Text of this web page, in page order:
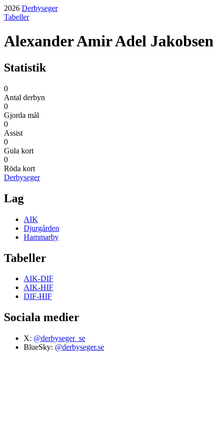
2026 Derbyseger
Tabeller
Alexander Amir Adel Jakobsen
Statistik
0
Antal derbyn
0
Gjorda mål
0
Assist
0
Gula kort
0
Röda kort
Derbyseger
Lag
AIK
Djurgården
Hammarby
Tabeller
AIK-DIF
AIK-HIF
DIF-HIF
Sociala medier
X: @derbyseger_se
BlueSky: @derbyseger.se